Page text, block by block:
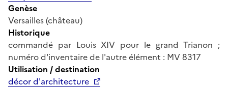
Genèse
Versailles (château)
Historique
commandé par Louis XIV pour le grand Trianon ;
numéro d'inventaire de l'autre élément : MV 8317
Utilisation / destination
décor d'architecture